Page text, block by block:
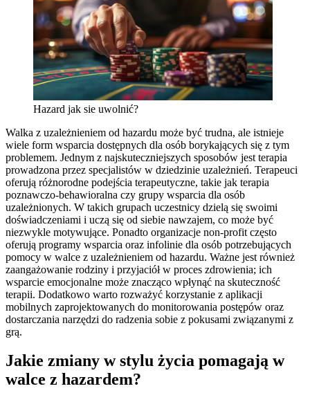
Hazard jak sie uwolnić?
Walka z uzależnieniem od hazardu może być trudna, ale istnieje
wiele form wsparcia dostępnych dla osób borykających się z tym
problemem. Jednym z najskuteczniejszych sposobów jest terapia
prowadzona przez specjalistów w dziedzinie uzależnień. Terapeuci
oferują różnorodne podejścia terapeutyczne, takie jak terapia
poznawczo-behawioralna czy grupy wsparcia dla osób
uzależnionych. W takich grupach uczestnicy dzielą się swoimi
doświadczeniami i uczą się od siebie nawzajem, co może być
niezwykle motywujące. Ponadto organizacje non-profit często
oferują programy wsparcia oraz infolinie dla osób potrzebujących
pomocy w walce z uzależnieniem od hazardu. Ważne jest również
zaangażowanie rodziny i przyjaciół w proces zdrowienia; ich
wsparcie emocjonalne może znacząco wpłynąć na skuteczność
terapii. Dodatkowo warto rozważyć korzystanie z aplikacji
mobilnych zaprojektowanych do monitorowania postępów oraz
dostarczania narzędzi do radzenia sobie z pokusami związanymi z
grą.
Jakie zmiany w stylu życia pomagają w
walce z hazardem?